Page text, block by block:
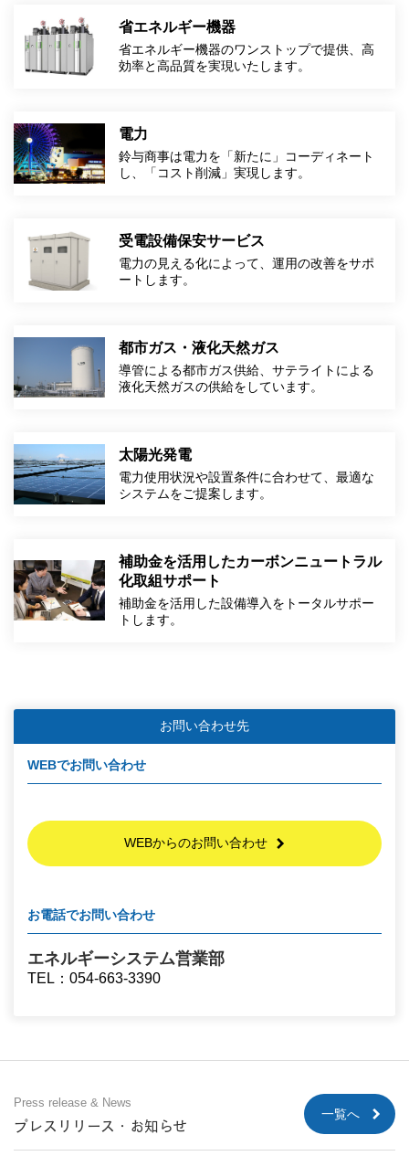
省エネルギー機器
省エネルギー機器のワンストップで提供、高
効率と高品質を実現いたします。
電力
鈴与商事は電力を「新たに」コーディネート
し、「コスト削減」実現します。
受電設備保安サービス
電力の見える化によって、運用の改善をサポ
ートします。
都市ガス・液化天然ガス
導管による都市ガス供給、サテライトによる
液化天然ガスの供給をしています。
太陽光発電
電力使用状況や設置条件に合わせて、最適な
システムをご提案します。
補助金を活用したカーボンニュートラル
化取組サポート
補助金を活用した設備導入をトータルサポー
トします。
お問い合わせ先
WEBでお問い合わせ
WEBからのお問い合わせ
お電話でお問い合わせ
エネルギーシステム営業部
TEL：054-663-3390
Press release & News
プレスリリース・お知らせ
一覧へ